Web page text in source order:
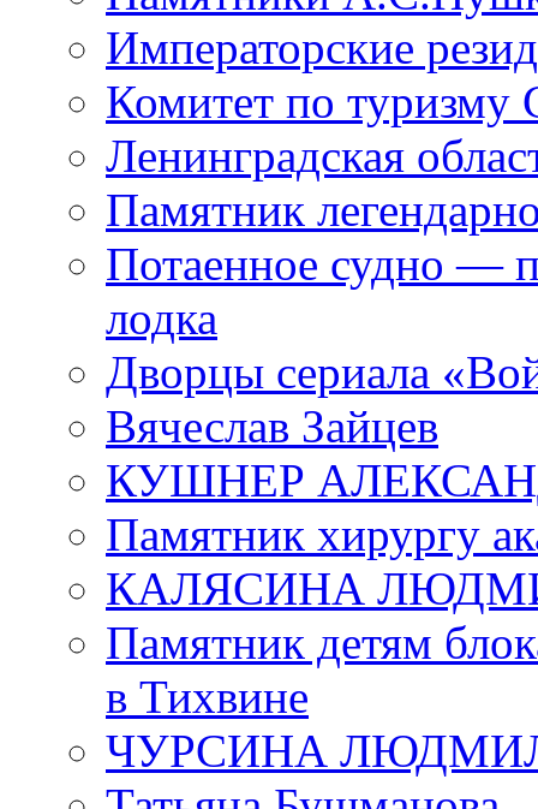
Императорские
Комитет по туризму
Ленинградская
Памятник
Потаенное судно —
лодка
Дворцы сериала
Вячеслав Зайцев
КУШНЕР
Памятник хирургу
КАЛЯСИНА
Памятник детям
в Тихвине
ЧУРСИНА